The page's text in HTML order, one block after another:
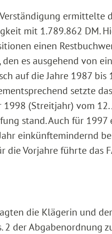
ermittelte
mit 1.789.862 DM.
einen
den es ausgehend von
auf die Jahre 1987
setzte
1998 (Streitjahr) vom
stand. Auch für
einkünftemindernd
die Vorjahre führte das
die Klägerin und
2 der Abgabenordnung